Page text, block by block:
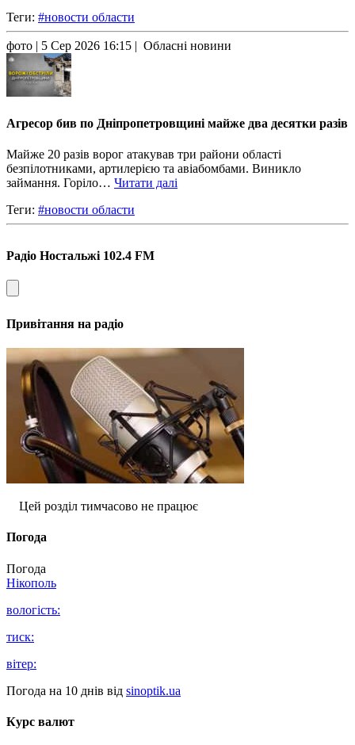
Теги: #новости области
фото | 5 Сер 2026 16:15 | Обласні новини
Агресор бив по Дніпропетровщині майже два десятки разів
Майже 20 разів ворог атакував три райони області
безпілотниками, артилерією та авіабомбами. Виникло
займання. Горіло… Читати далі
Теги: #новости области
Радіо Ностальжі 102.4 FM
Привітання на радіо
Цей розділ тимчасово не працює
Погода
Погода
Нікополь
вологість:
тиск:
вітер:
Погода на 10 днів від sinoptik.ua
Курс валют